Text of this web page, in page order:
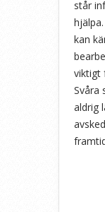
står
kan
viktigt
Svåra
aldrig